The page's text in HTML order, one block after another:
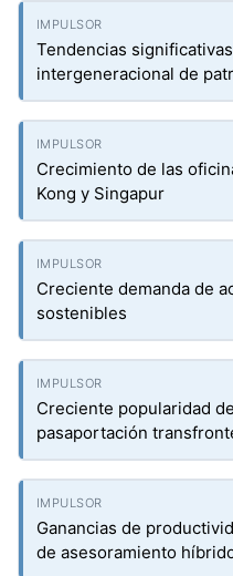
Tendencias
intergeneracional de
Crecimiento de las
Kong y Singapur
Creciente demanda de
sostenibles
Creciente popularidad
pasaportación
Ganancias de
de asesoramiento